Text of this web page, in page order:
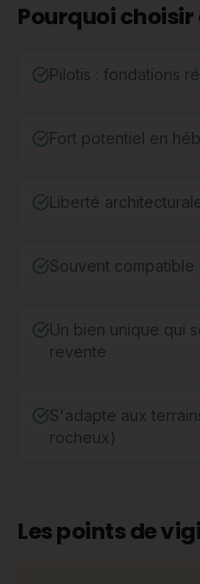
Pourquoi
Pilotis : fondations
Fort potentiel en
Liberté
Souvent
Un bien unique qui
revente
S'adapte aux
rocheux)
Les points de